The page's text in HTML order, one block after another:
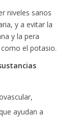
niveles sanos
y a evitar la
y la pera
el potasio.
ayudan a